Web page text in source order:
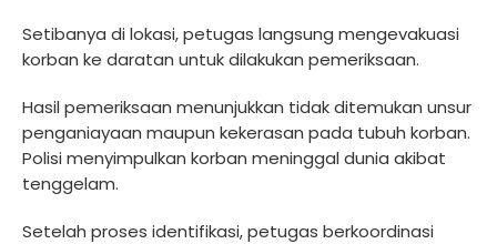
Setibanya di lokasi, petugas langsung mengevakuasi
korban ke daratan untuk dilakukan pemeriksaan.
Hasil pemeriksaan menunjukkan tidak ditemukan unsur
penganiayaan maupun kekerasan pada tubuh korban.
Polisi menyimpulkan korban meninggal dunia akibat
tenggelam.
Setelah proses identifikasi, petugas berkoordinasi